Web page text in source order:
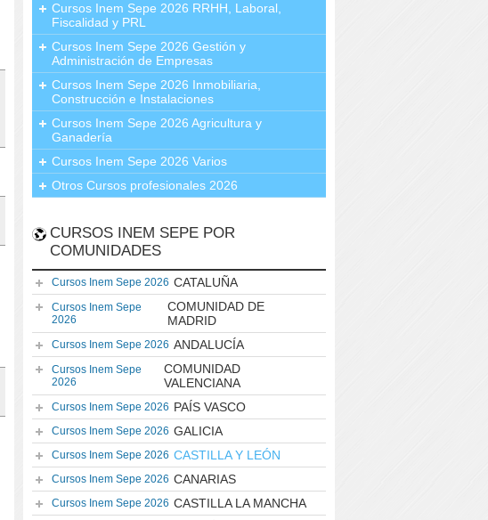
Cursos Inem Sepe 2026 RRHH, Laboral,
Fiscalidad y PRL
Cursos Inem Sepe 2026 Gestión y
Administración de Empresas
Cursos Inem Sepe 2026 Inmobiliaria,
Construcción e Instalaciones
Cursos Inem Sepe 2026 Agricultura y
Ganadería
Cursos Inem Sepe 2026 Varios
Otros Cursos profesionales 2026
CURSOS INEM SEPE POR
COMUNIDADES
Cursos Inem Sepe 2026 CATALUÑA
Cursos Inem Sepe
2026
COMUNIDAD DE
MADRID
Cursos Inem Sepe 2026 ANDALUCÍA
Cursos Inem Sepe
2026
COMUNIDAD
VALENCIANA
Cursos Inem Sepe 2026 PAÍS VASCO
Cursos Inem Sepe 2026 GALICIA
Cursos Inem Sepe 2026 CASTILLA Y LEÓN
Cursos Inem Sepe 2026 CANARIAS
Cursos Inem Sepe 2026 CASTILLA LA MANCHA